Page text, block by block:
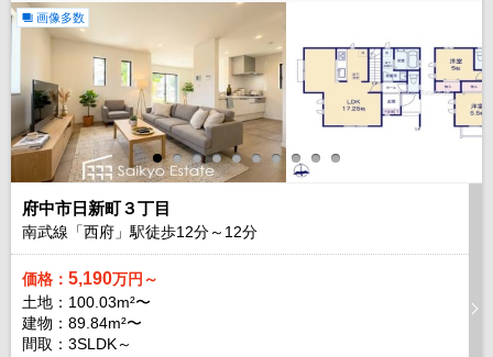
画像多数
府中市日新町３丁目
南武線「西府」駅徒歩12分～ 12分
価格： 5,190万円～
土地：100.03m²〜
建物：89.84m²〜
間取：3SLDK～